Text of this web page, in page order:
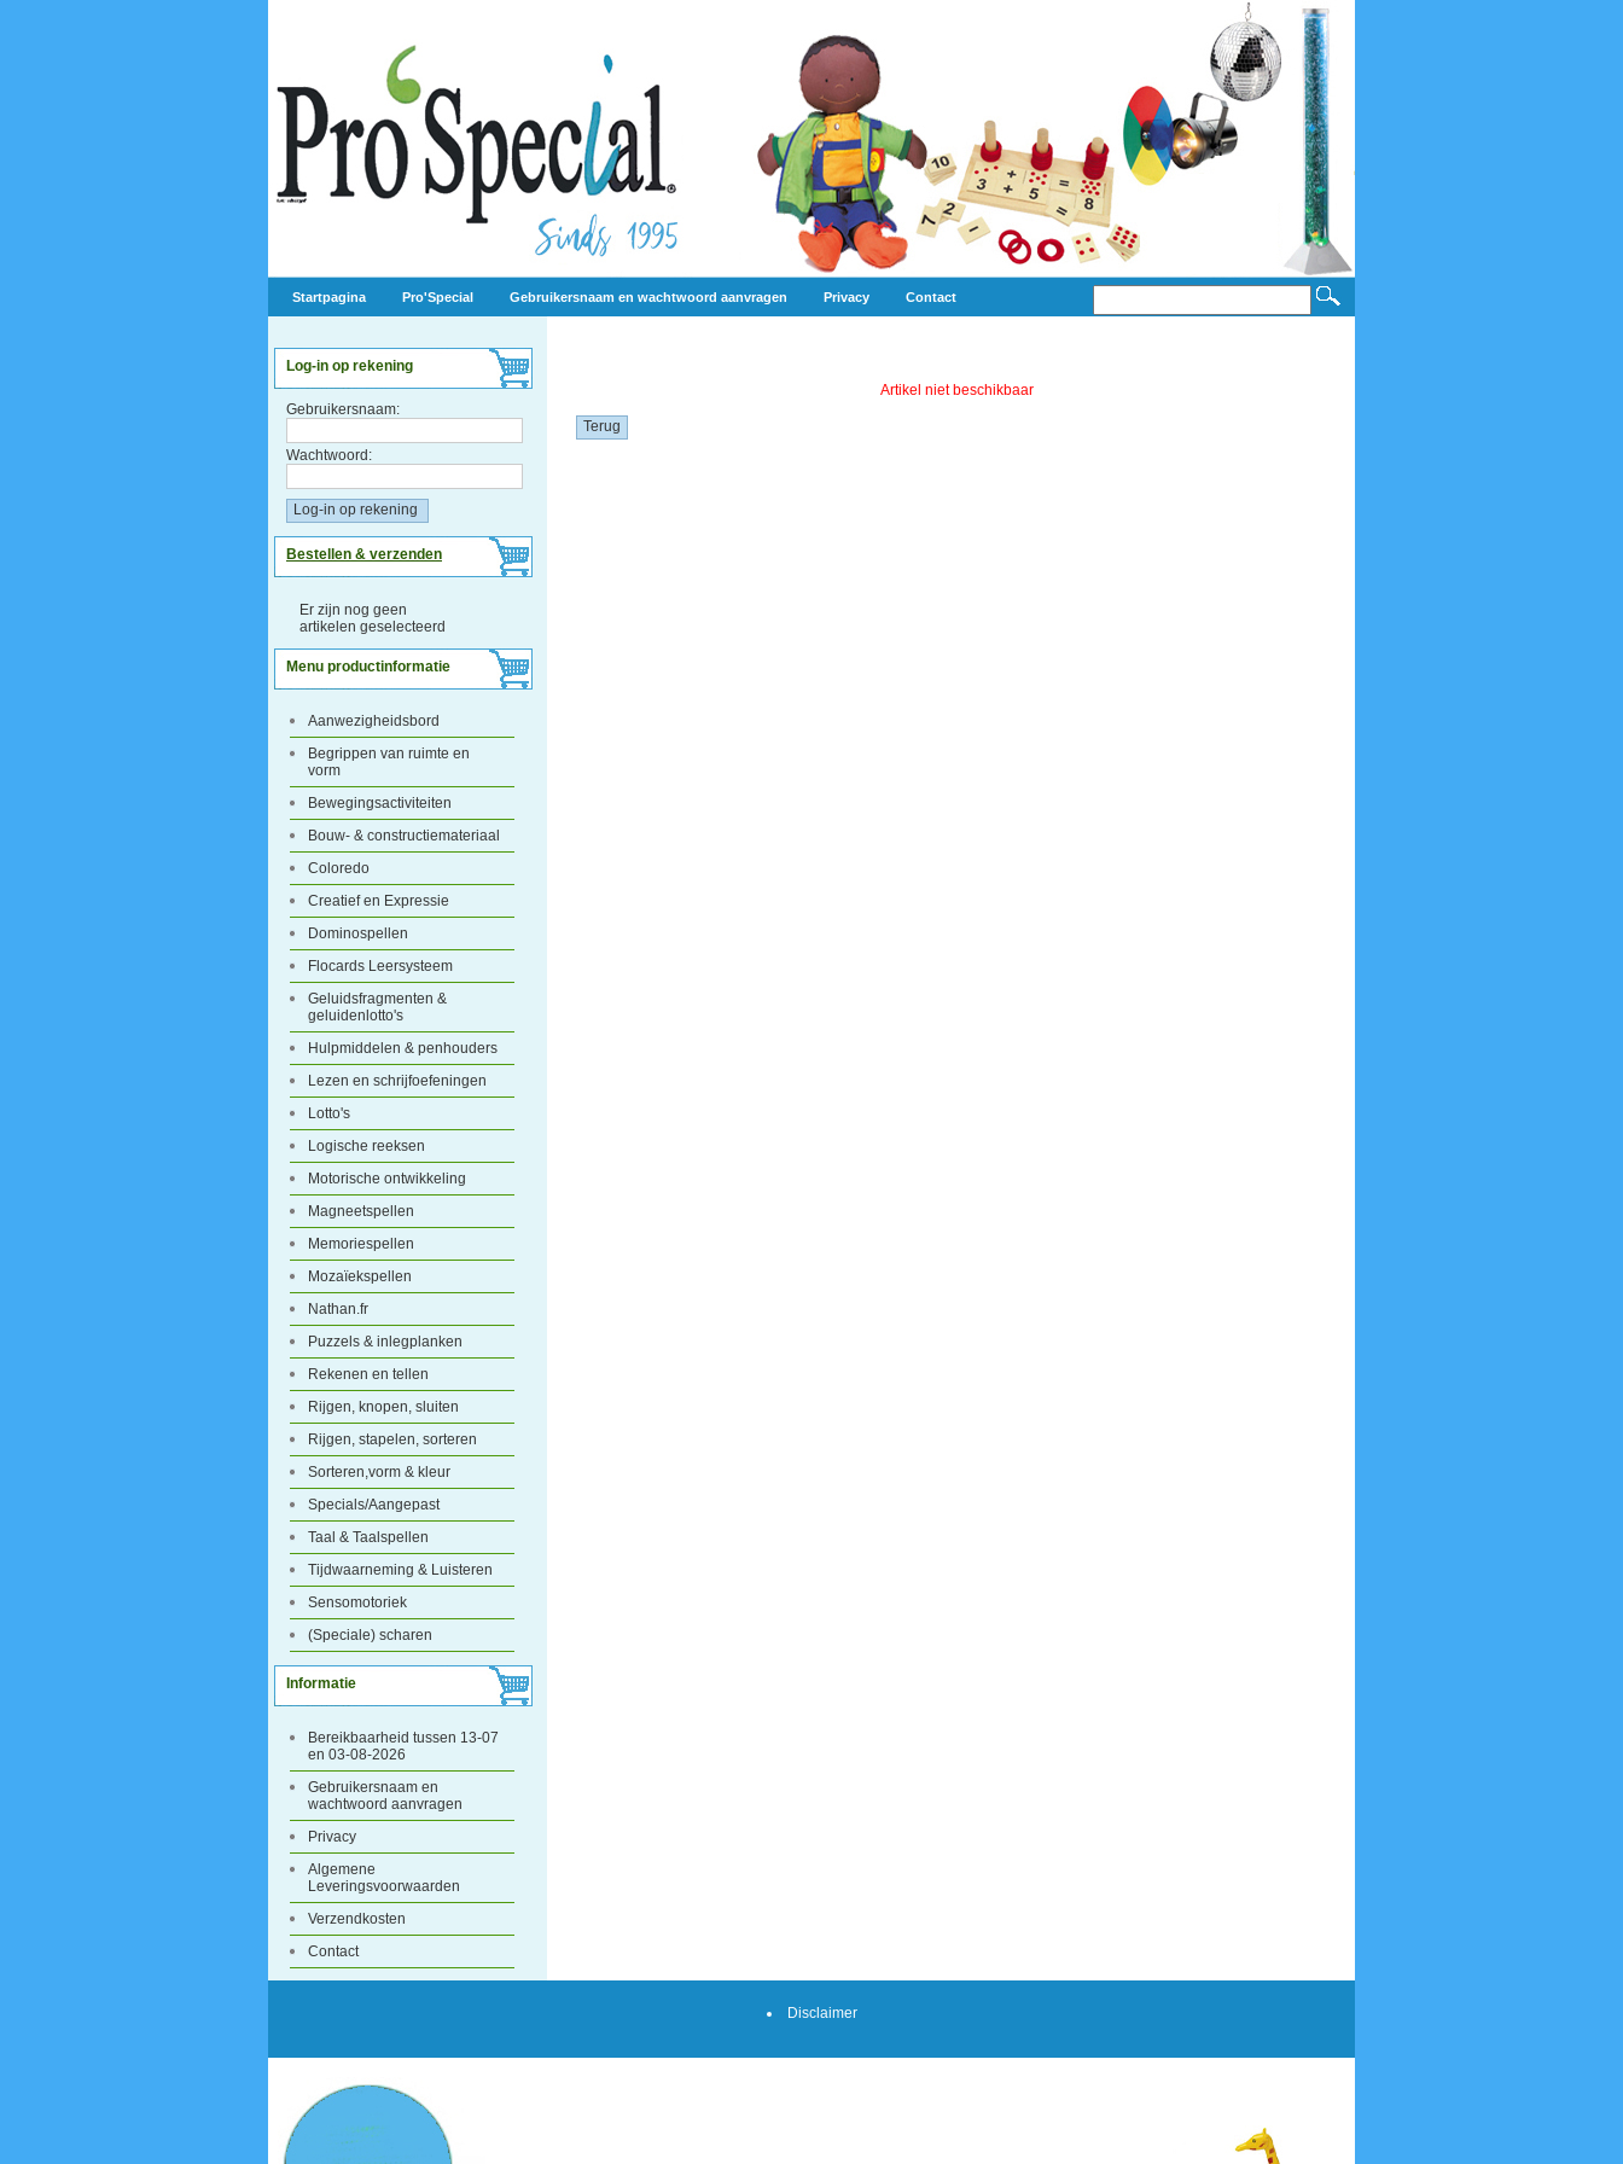
Startpagina Pro'Special Gebruikersnaam en wachtwoord aanvragen Privacy Contact
Log-in op rekening
Gebruikersnaam:
Wachtwoord:
Bestellen & verzenden
Er zijn nog geen
artikelen geselecteerd
Menu productinformatie
Aanwezigheidsbord
Begrippen van ruimte en
vorm
Bewegingsactiviteiten
Bouw- & constructiemateriaal
Coloredo
Creatief en Expressie
Dominospellen
Flocards Leersysteem
Geluidsfragmenten &
geluidenlotto's
Hulpmiddelen & penhouders
Lezen en schrijfoefeningen
Lotto's
Logische reeksen
Motorische ontwikkeling
Magneetspellen
Memoriespellen
Mozaïekspellen
Nathan.fr
Puzzels & inlegplanken
Rekenen en tellen
Rijgen, knopen, sluiten
Rijgen, stapelen, sorteren
Sorteren,vorm & kleur
Specials/Aangepast
Taal & Taalspellen
Tijdwaarneming & Luisteren
Sensomotoriek
(Speciale) scharen
Informatie
Bereikbaarheid tussen 13-07
en 03-08-2026
Gebruikersnaam en
wachtwoord aanvragen
Privacy
Algemene
Leveringsvoorwaarden
Verzendkosten
Contact
Artikel niet beschikbaar
Terug
Disclaimer